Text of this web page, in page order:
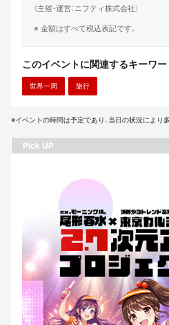
（主催・運営：ニフティ株式会社）
※ 金額はすべて税込表記です。
このイベントに関連するキーワー
世界一周 旅行
※イベントの時間は予定であり、当日の状況により
Pick UP